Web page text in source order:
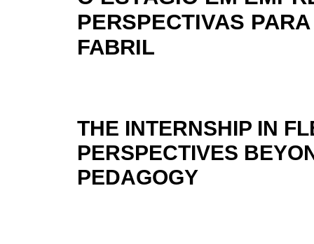
PERSPECTIVAS
FABRIL
THE INTERNSHIP IN
PERSPECTIVES
PEDAGOGY